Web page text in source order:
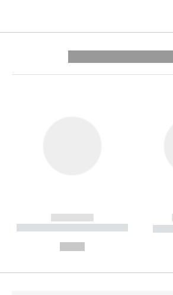
------------
----------- ----------- --------